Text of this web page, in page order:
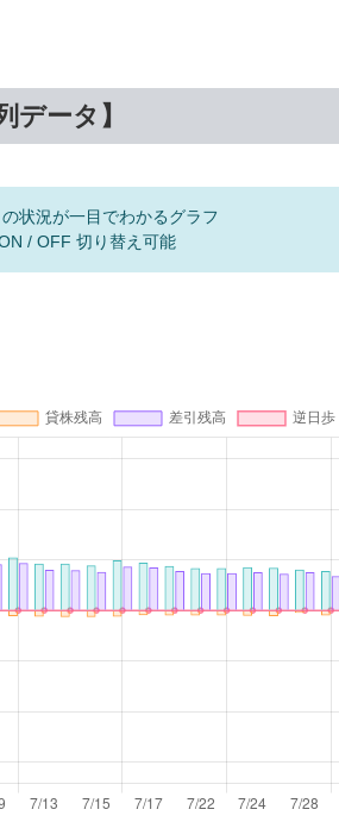
データ】
状況が一目でわかるグラフ
/ OFF 切り替え可能